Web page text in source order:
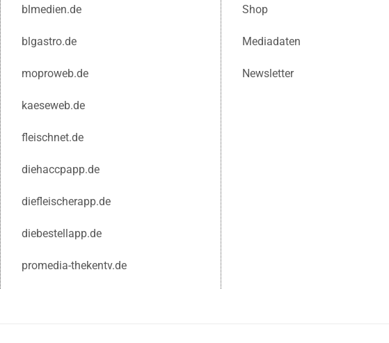
blmedien.de
blgastro.de
moproweb.de
kaeseweb.de
fleischnet.de
diehaccpapp.de
diefleischerapp.de
diebestellapp.de
promedia-thekentv.de
Shop
Mediadaten
Newsletter